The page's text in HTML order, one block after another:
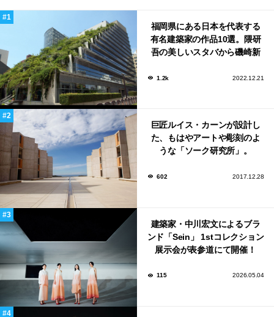
福岡県にある日本を代表する
有名建築家の作品10選。隈研
吾の美しいスタバから磯崎新
1.2k 2022.12.21
巨匠ルイス・カーンが設計し
た、もはやアートや彫刻のよ
うな「ソーク研究所」。
602 2017.12.28
建築家・中川宏文によるブラ
ンド「Sein」 1stコレクション
展示会が表参道にて開催！
115 2026.05.04